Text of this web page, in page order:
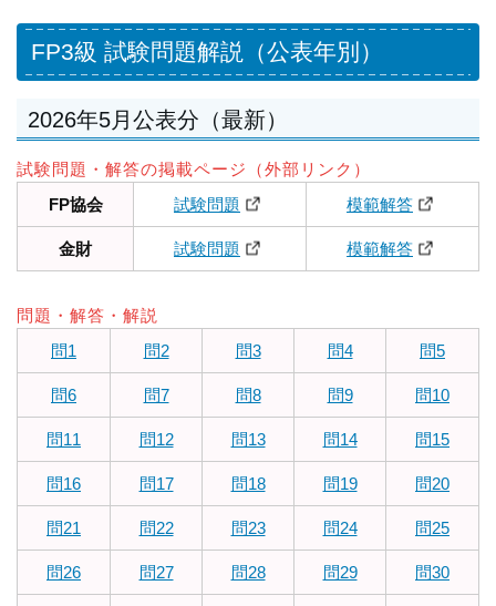
FP3級 試験問題解説（公表年別）
2026年5月公表分（最新）
試験問題・解答の掲載ページ（外部リンク）
FP協会
試験問題 模範解答
金財 試験問題 模範解答
問題・解答・解説
問1
問2 問3 問4 問5
問6 問7 問8 問9 問10
問11 問12 問13 問14 問15
問16 問17 問18 問19 問20
問21 問22 問23 問24 問25
問26 問27 問28 問29 問30